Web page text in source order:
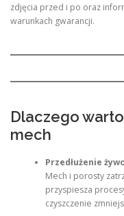
zdjęcia przed i po oraz
warunkach gwarancji.
Dlaczego
mech
Przedłużenie
Mech i porosty
przyspiesza
czyszczenie